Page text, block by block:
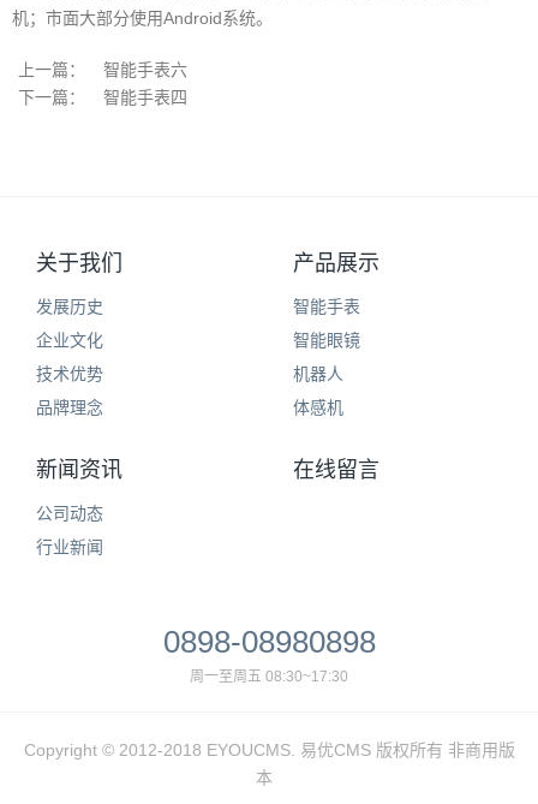
机；市面大部分使用Android系统。
上一篇：
智能手表六
下一篇：
智能手表四
关于我们
发展历史
企业文化
技术优势
品牌理念
产品展示
智能手表
智能眼镜
机器人
体感机
新闻资讯
公司动态
行业新闻
在线留言
0898-08980898
周一至周五 08:30~17:30
Copyright © 2012-2018 EYOUCMS. 易优CMS 版权所有 非商用版
本